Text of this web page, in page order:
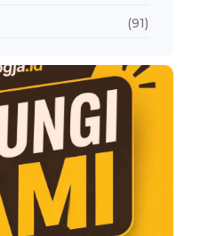
(91)